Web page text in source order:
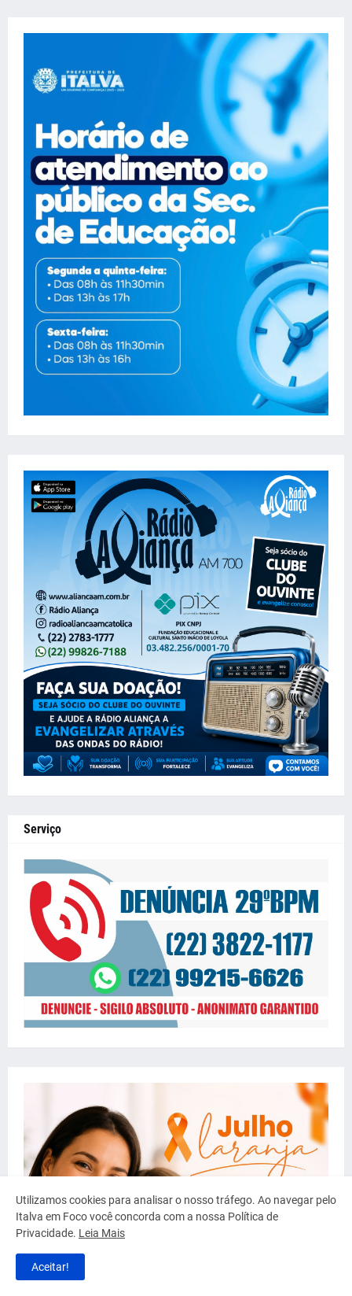
Serviço
Utilizamos cookies para analisar o nosso tráfego. Ao navegar pelo
Italva em Foco você concorda com a nossa Política de
Privacidade. Leia Mais
Aceitar!